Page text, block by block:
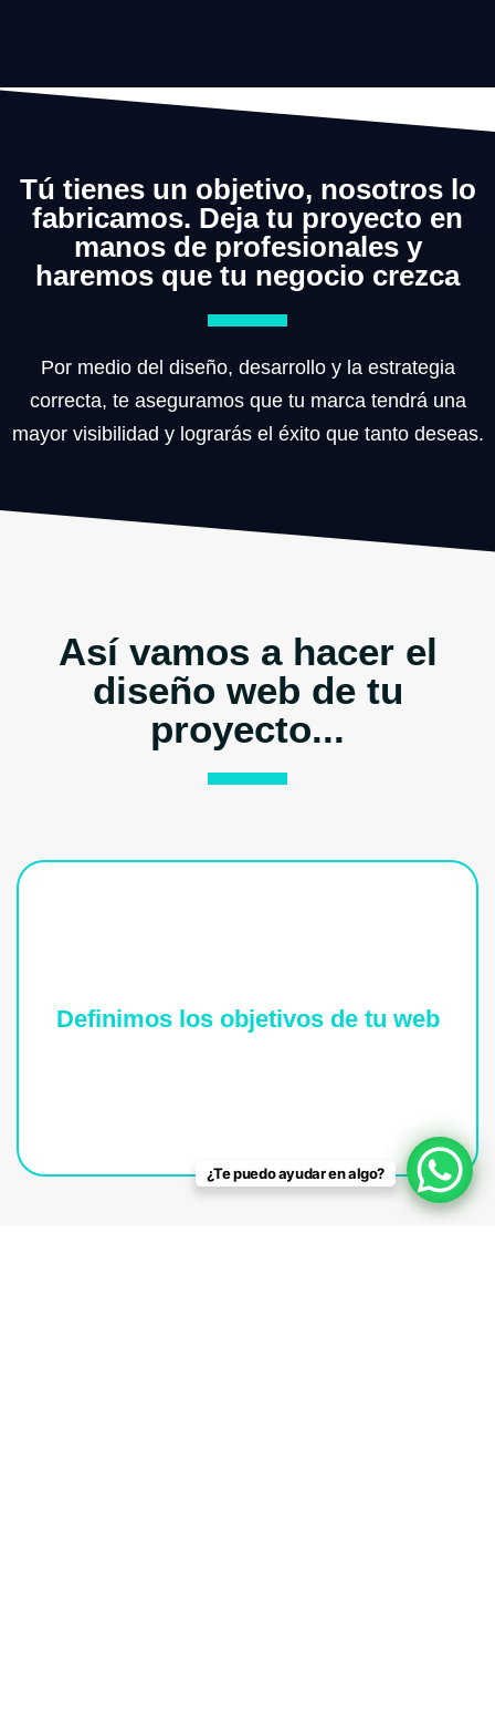
Tú tienes un objetivo, nosotros lo
fabricamos. Deja tu proyecto en
manos de profesionales y
haremos que tu negocio crezca
Por medio del diseño, desarrollo y la estrategia
correcta, te aseguramos que tu marca tendrá una
mayor visibilidad y lograrás el éxito que tanto deseas.
Así vamos a hacer el
diseño web de tu
proyecto...
Definimos los objetivos de tu web
¿Te puedo ayudar en algo?